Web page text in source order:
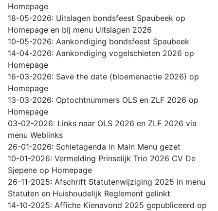
Homepage
18-05-2026: Uitslagen bondsfeest Spaubeek op
Homepage en bij menu Uitslagen 2026
10-05-2026: Aankondiging bondsfeest Spaubeek
14-04-2026: Aankondiging vogelschieten 2026 op
Homepage
16-03-2026: Save the date (bloemenactie 2026) op
Homepage
13-03-2026: Optochtnummers OLS en ZLF 2026 op
Homepage
03-02-2026: Links naar OLS 2026 en ZLF 2026 via
menu Weblinks
26-01-2026: Schietagenda in Main Menu gezet
10-01-2026: Vermelding Prinselijk Trio 2026 CV De
Sjepene op Homepage
26-11-2025: Afschrift Statutenwijziging 2025 in menu
Statuten en Huishoudelijk Reglement gelinkt
14-10-2025: Affiche Kienavond 2025 gepubliceerd op